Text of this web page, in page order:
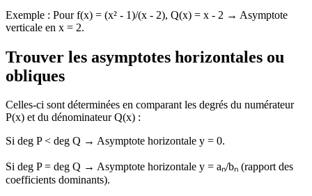
Exemple : Pour f(x) = (x² - 1)/(x - 2), Q(x) = x - 2 → Asymptote
verticale en x = 2.
Trouver les asymptotes horizontales ou
obliques
Celles-ci sont déterminées en comparant les degrés du numérateur
P(x) et du dénominateur Q(x) :
Si deg P < deg Q → Asymptote horizontale y = 0.
Si deg P = deg Q → Asymptote horizontale y = aₙ/bₙ (rapport des
coefficients dominants).